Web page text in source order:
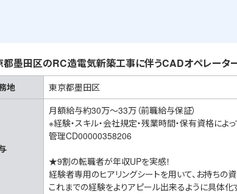
墨田区のRC造電気新築工事に伴うCADオペレーター
地 東京都墨田区
月額給与約30万～33万（前職給与保証）
※経験・スキル・会社規定・残業時間・保有資格によ
管理CD00000358206
★9割の転職者が年収UPを実感！
経験者専用のヒアリングシートを用いて、お持ちの
これまでの経験をよりアピール出来るように具体化